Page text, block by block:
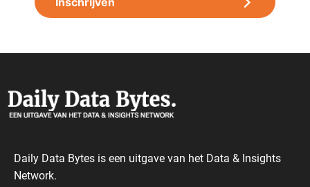
Daily Data Bytes is een uitgave van het Data & Insights
Network.